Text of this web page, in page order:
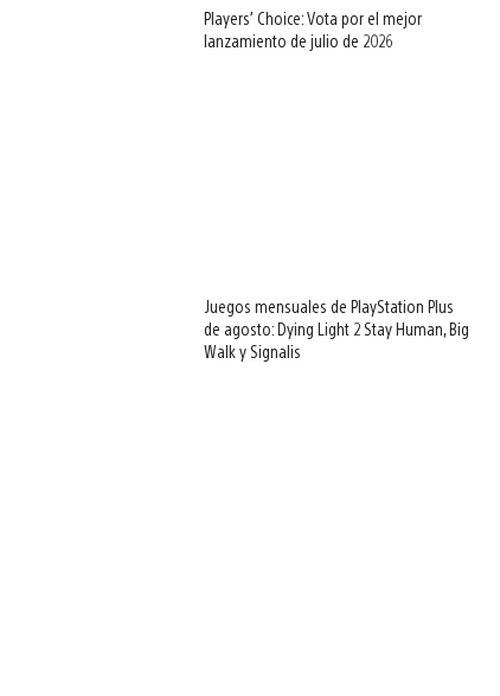
Players’ Choice: Vota por el mejor
lanzamiento de julio de 2026
Juegos mensuales de PlayStation Plus
de agosto: Dying Light 2 Stay Human, Big
Walk y Signalis